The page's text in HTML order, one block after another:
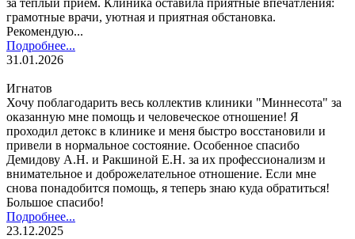
за тёплый приём. Клиника оставила приятные впечатления:
грамотные врачи, уютная и приятная обстановка.
Рекомендую...
Подробнее...
31.01.2026
Игнатов
Хочу поблагодарить весь коллектив клиники "Миннесота" за
оказанную мне помощь и человеческое отношение! Я
проходил детокс в клинике и меня быстро восстановили и
привели в нормальное состояние. Особенное спасибо
Демидову А.Н. и Ракшиной Е.Н. за их профессионализм и
внимательное и доброжелательное отношение. Если мне
снова понадобится помощь, я теперь знаю куда обратиться!
Большое спасибо!
Подробнее...
23.12.2025